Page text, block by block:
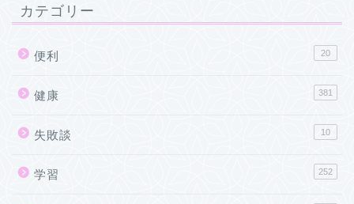
カテゴリー
便利 20
健康 381
失敗談 10
学習 252